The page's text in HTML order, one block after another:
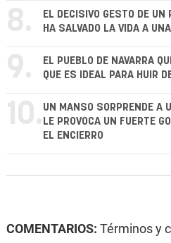
8.
EL DECISIVO GESTO DE
HA SALVADO LA VIDA A
9.
EL PUEBLO DE NAVARRA
QUE ES IDEAL PARA HUIR
10. UN MANSO SORPRENDE A
LE PROVOCA UN FUERTE
EL ENCIERRO
COMENTARIOS: Términos y